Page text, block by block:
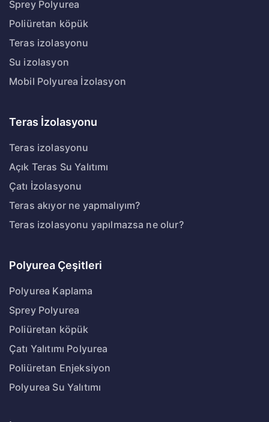
Sprey Polyurea
Poliüretan köpük
Teras izolasyonu
Su izolasyon
Mobil Polyurea İzolasyon
Teras İzolasyonu
Teras izolasyonu
Açık Teras Su Yalıtımı
Çatı İzolasyonu
Teras akıyor ne yapmalıyım?
Teras izolasyonu yapılmazsa ne olur?
Polyurea Çeşitleri
Polyurea Kaplama
Sprey Polyurea
Poliüretan köpük
Çatı Yalıtımı Polyurea
Poliüretan Enjeksiyon
Polyurea Su Yalıtımı